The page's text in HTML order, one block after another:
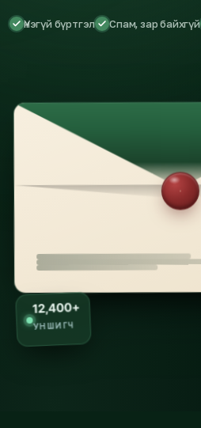
Үнэгүй бүртгэл Спам, зар байхгүй
12,400+
УНШИГЧ